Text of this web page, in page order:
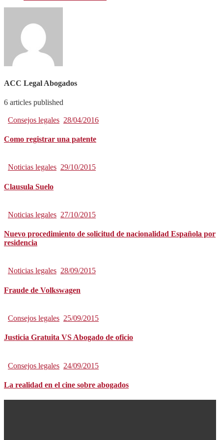
ACC Legal Abogados
6 articles published
Consejos legales 28/04/2016
Como registrar una patente
Noticias legales 29/10/2015
Clausula Suelo
Noticias legales 27/10/2015
Nuevo procedimiento de solicitud de nacionalidad Española por
residencia
Noticias legales 28/09/2015
Fraude de Volkswagen
Consejos legales 25/09/2015
Justicia Gratuita VS Abogado de oficio
Consejos legales 24/09/2015
La realidad en el cine sobre abogados